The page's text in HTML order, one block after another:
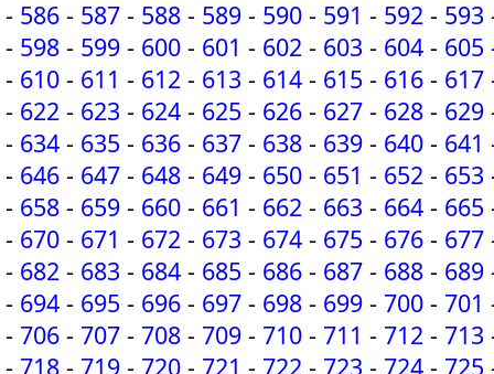
- 586 - 587 - 588 - 589 - 590 - 591 - 592 - 593
- 598 - 599 - 600 - 601 - 602 - 603 - 604 - 605
- 610 - 611 - 612 - 613 - 614 - 615 - 616 - 617
- 622 - 623 - 624 - 625 - 626 - 627 - 628 - 629
- 634 - 635 - 636 - 637 - 638 - 639 - 640 - 641
- 646 - 647 - 648 - 649 - 650 - 651 - 652 - 653
- 658 - 659 - 660 - 661 - 662 - 663 - 664 - 665
- 670 - 671 - 672 - 673 - 674 - 675 - 676 - 677
- 682 - 683 - 684 - 685 - 686 - 687 - 688 - 689
- 694 - 695 - 696 - 697 - 698 - 699 - 700 - 701
- 706 - 707 - 708 - 709 - 710 - 711 - 712 - 713
- 718 - 719 - 720 - 721 - 722 - 723 - 724 - 725